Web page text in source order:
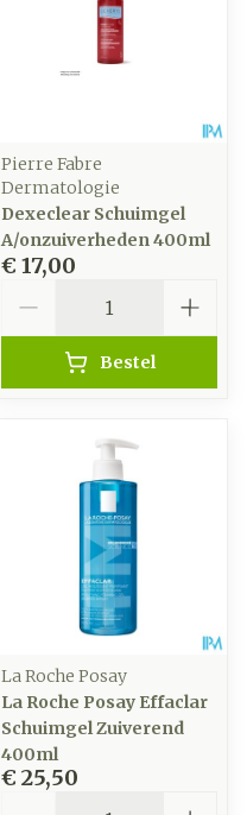
Pierre Fabre
Dermatologie
Dexeclear Schuimgel
A/onzuiverheden 400ml
€ 17,00
Bestel
La Roche Posay
La Roche Posay Effaclar
Schuimgel Zuiverend
400ml
€ 25,50